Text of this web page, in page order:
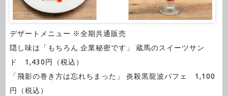
デザートメニュー ※全期共通販売
隠し味は「もちろん 企業秘密です」 蔵馬のスイーツサン
ド 1,430円（税込）
「飛影の巻き方は忘れちまった」 炎殺黒龍波パフェ 1,100
円（税込）